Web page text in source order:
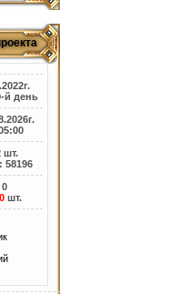
й день
шт.
58196
0 шт.